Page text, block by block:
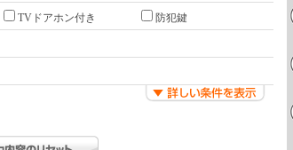
TVドアホン付き 防犯鍵